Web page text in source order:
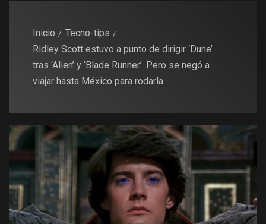
Inicio
Tecno-tips
Ridley Scott estuvo a punto de dirigir ‘Dune’
tras ‘Alien’ y ‘Blade Runner’. Pero se negó a
viajar hasta México para rodarla